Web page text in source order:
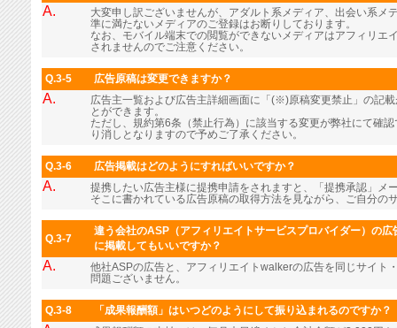
A.
大変申し訳ございませんが、アダルト系メディア、出会い系メ
準に満たないメディアのご登録はお断りしております。
なお、モバイル端末での閲覧ができないメディアはアフィリエ
されませんのでご注意ください。
Q.3-5 広告原稿は変更できますか？
A.
広告主一覧および広告主詳細画面に「(※)原稿変更禁止」の記
とができます。
ただし、規約第6条（禁止行為）に該当する変更が弊社にて確
り消しとなりますので予めご了承ください。
Q.3-6 広告掲載はどのようにすればいいですか？
A.
提携したい広告主様に提携申請をされますと、「提携承認」メ
そこに書かれている広告原稿の取得方法を見ながら、ご自分の
Q.3-7
違う会社のASP（アフィリエイトサービスプロバイダー）の
に掲載してもいいですか？
A.
他社ASPの広告と、アフィリエイトwalkerの広告を同じサイト
問題ございません。
Q.3-8 「成果報酬額」はいつどのようにして振り込まれるのですか？